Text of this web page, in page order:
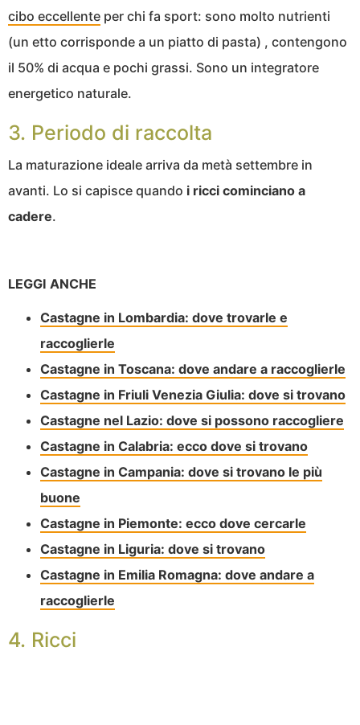
cibo eccellente per chi fa sport: sono molto nutrienti
(un etto corrisponde a un piatto di pasta) , contengono
il 50% di acqua e pochi grassi. Sono un integratore
energetico naturale.
3. Periodo di raccolta
La maturazione ideale arriva da metà settembre in
avanti. Lo si capisce quando i ricci cominciano a
cadere.
LEGGI ANCHE
Castagne in Lombardia: dove trovarle e
raccoglierle
Castagne in Toscana: dove andare a raccoglierle
Castagne in Friuli Venezia Giulia: dove si trovano
Castagne nel Lazio: dove si possono raccogliere
Castagne in Calabria: ecco dove si trovano
Castagne in Campania: dove si trovano le più
buone
Castagne in Piemonte: ecco dove cercarle
Castagne in Liguria: dove si trovano
Castagne in Emilia Romagna: dove andare a
raccoglierle
4. Ricci